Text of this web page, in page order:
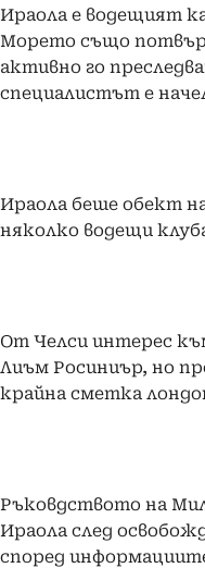
Ираола е водещият
Морето също
активно го
специалистът е
Ираола беше обект
няколко водещи
От Челси интерес
Лиъм Росиниър, но
крайна сметка
Ръковдството на
Ираола след
според